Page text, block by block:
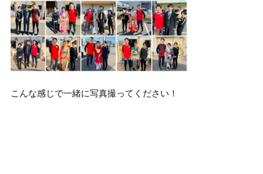
こんな感じで一緒に写真撮ってください！